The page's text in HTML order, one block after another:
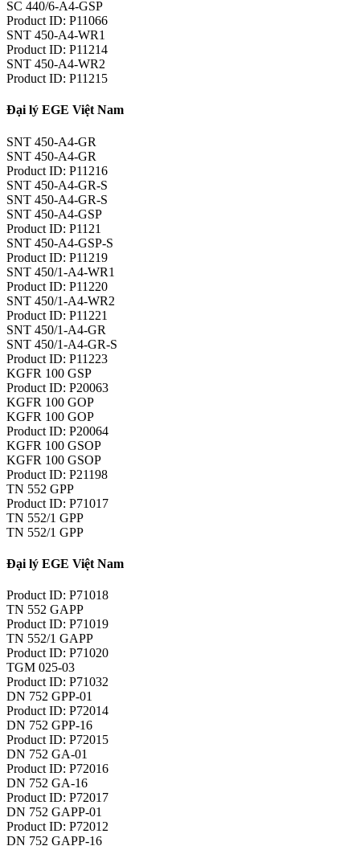
SC 440/6-A4-GSP
Product ID: P11066
SNT 450-A4-WR1
Product ID: P11214
SNT 450-A4-WR2
Product ID: P11215
Đại lý EGE Việt Nam
SNT 450-A4-GR
SNT 450-A4-GR
Product ID: P11216
SNT 450-A4-GR-S
SNT 450-A4-GR-S
SNT 450-A4-GSP
Product ID: P1121
SNT 450-A4-GSP-S
Product ID: P11219
SNT 450/1-A4-WR1
Product ID: P11220
SNT 450/1-A4-WR2
Product ID: P11221
SNT 450/1-A4-GR
SNT 450/1-A4-GR-S
Product ID: P11223
KGFR 100 GSP
Product ID: P20063
KGFR 100 GOP
KGFR 100 GOP
Product ID: P20064
KGFR 100 GSOP
KGFR 100 GSOP
Product ID: P21198
TN 552 GPP
Product ID: P71017
TN 552/1 GPP
TN 552/1 GPP
Đại lý EGE Việt Nam
Product ID: P71018
TN 552 GAPP
Product ID: P71019
TN 552/1 GAPP
Product ID: P71020
TGM 025-03
Product ID: P71032
DN 752 GPP-01
Product ID: P72014
DN 752 GPP-16
Product ID: P72015
DN 752 GA-01
Product ID: P72016
DN 752 GA-16
Product ID: P72017
DN 752 GAPP-01
Product ID: P72012
DN 752 GAPP-16